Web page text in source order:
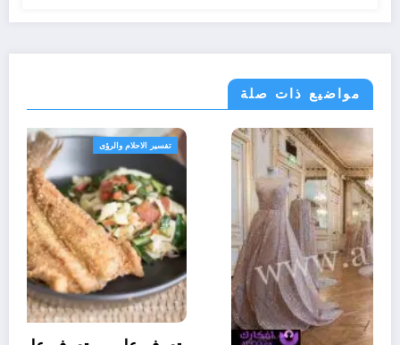
مواضيع ذات صلة
تفسير الاحلام والرؤى